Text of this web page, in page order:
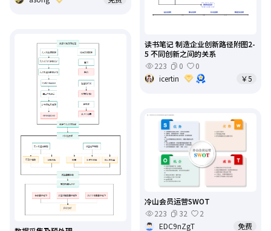
读书笔记 制造企业创新路径附图2-
5 不同创新之间的关系
223
0
0
icertin
￥5
冷山会员运营SWOT
223
32
2
EDC9nZgT
免费